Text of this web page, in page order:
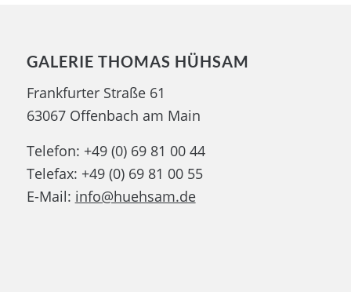
GALERIE THOMAS HÜHSAM
Frankfurter Straße 61
63067 Offenbach am Main
Telefon: +49 (0) 69 81 00 44
Telefax: +49 (0) 69 81 00 55
E-Mail: info@huehsam.de